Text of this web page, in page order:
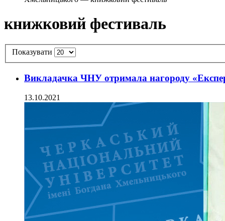
книжковий фестиваль
Показувати
Викладачка ЧНУ отримала нагороду
13.10.2021